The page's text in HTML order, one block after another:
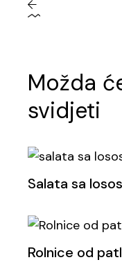
Možda
svidjeti
Salata sa
Rolnice od